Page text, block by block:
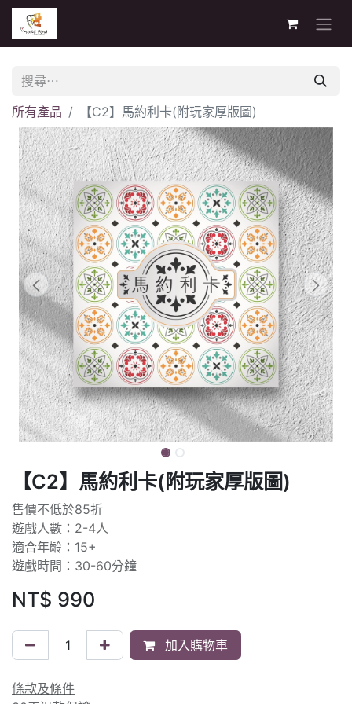
所有產品 【C2】馬約利卡(附玩家厚版圖)
【C2】馬約利卡(附玩家厚版圖)
售價不低於85折
遊戲人數：2-4人
適合年齡：15+
遊戲時間：30-60分鐘
NT$ 990
加入購物車
條款及條件